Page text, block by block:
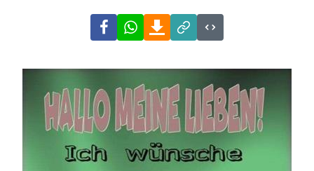
FacebookWhatsAppDownload
Link
Code